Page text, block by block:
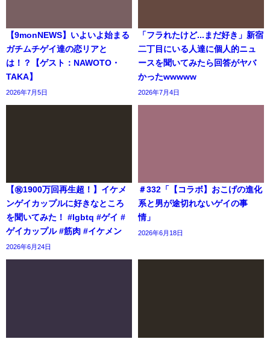
【9monNEWS】いよいよ始まる
ガチムチゲイ達の恋リアと
は！？【ゲスト：NAWOTO・
TAKA】
2026年7月5日
「フラれたけど...まだ好き」新宿
二丁目にいる人達に個人的ニュ
ースを聞いてみたら回答がヤバ
かったwwwww
2026年7月4日
【㊗️1900万回再生超！】イケメ
ンゲイカップルに好きなところ
を聞いてみた！ #lgbtq #ゲイ #
ゲイカップル #筋肉 #イケメン
2026年6月24日
＃332「【コラボ】おこげの進化
系と男が途切れないゲイの事
情」
2026年6月18日